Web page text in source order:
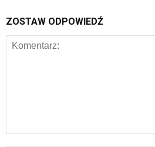
ZOSTAW ODPOWIEDŹ